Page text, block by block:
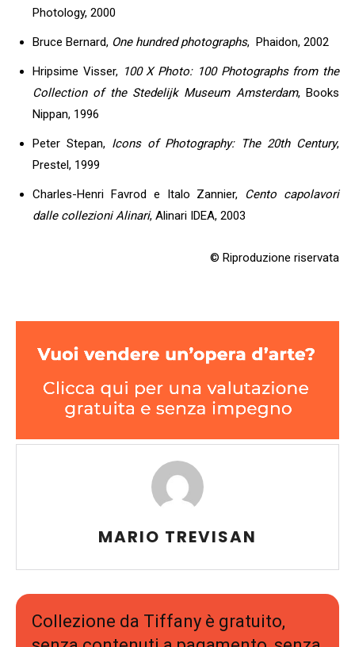
Photology, 2000
Bruce Bernard, One hundred photographs, Phaidon, 2002
Hripsime Visser, 100 X Photo: 100 Photographs from the
Collection of the Stedelijk Museum Amsterdam, Books
Nippan, 1996
Peter Stepan, Icons of Photography: The 20th Century,
Prestel, 1999
Charles-Henri Favrod e Italo Zannier, Cento capolavori
dalle collezioni Alinari, Alinari IDEA, 2003
© Riproduzione riservata
MARIO TREVISAN
Collezione da Tiffany è gratuito,